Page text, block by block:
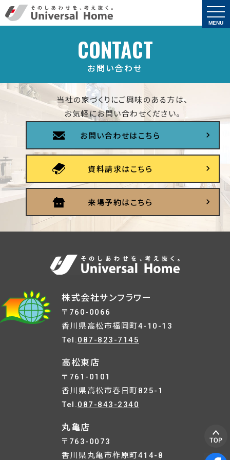
CONTACT
お問い合わせ
当社の家づくりにご興味のある方は、
お気軽にお問い合わせください。
お問い合わせはこちら
資料請求はこちら
来場予約はこちら
株式会社サンフラワー
〒760-0066
香川県高松市福岡町4-10-13
Tel.087-823-7145
高松東店
〒761-0101
香川県高松市春日町825-1
Tel.087-843-2340
丸亀店
〒763-0073
香川県丸亀市柞原町414-8
MENU